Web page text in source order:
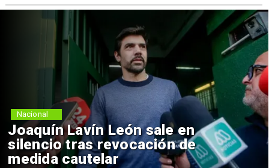
Joaquín Lavín León sale en
silencio tras revocación de
medida cautelar
Nacional